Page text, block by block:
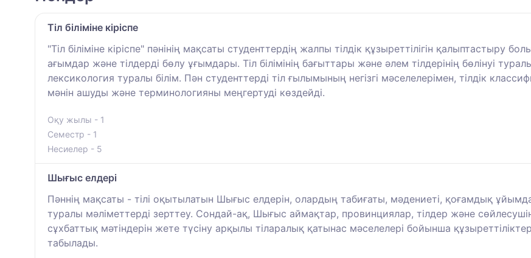
Тіл біліміне кіріспе
"Тіл біліміне кіріспе" пәнінің мақсаты студенттердің жалпы тілдік құзыреттілігін қалыптастыру
ағымдар және тілдерді бөлу ұғымдары. Тіл білімінің бағыттары және әлем тілдерінің бөлінуі
лексикология туралы білім. Пән студенттерді тіл ғылымының негізгі мәселелерімен, тілдік
мәнін ашуды және терминологияны меңгертуді көздейді.
Оқу жылы - 1
Семестр - 1
Несиелер - 5
Шығыс елдері
Пәннің мақсаты - тілі оқытылатын Шығыс елдерін, олардың табиғаты, мәдениеті, қоғамдық
туралы мәліметтерді зерттеу. Сондай-ақ, Шығыс аймақтар, провинциялар, тілдер және
сұхбаттық мәтіндерін жете түсіну арқылы тіларалық қатынас мәселелері бойынша
табылады.